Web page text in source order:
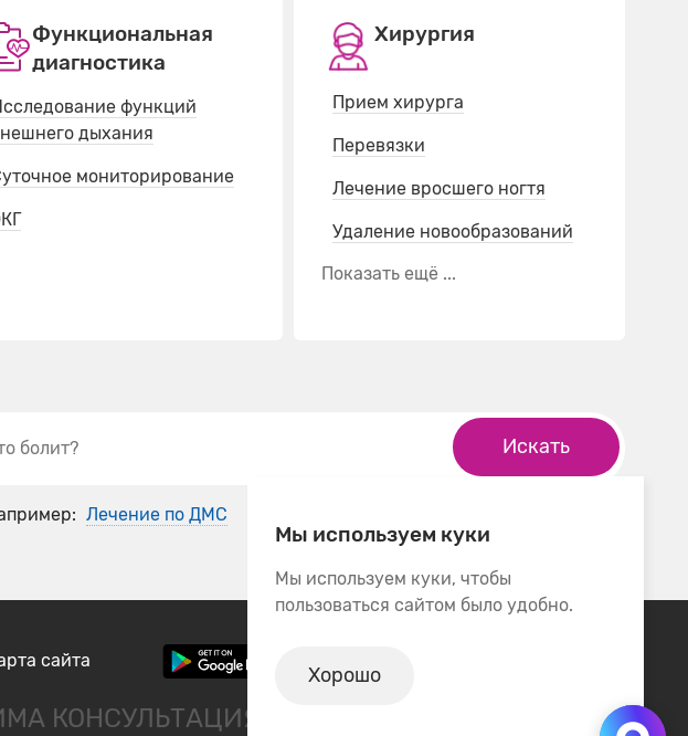
Функциональная
диагностика
функций
дыхания
мониторирование
Хирургия
Прием хирурга
Перевязки
Лечение вросшего ногтя
Удаление новообразований
Показать ещё ...
Искать
Лечение по ДМС
сайта
КОНСУЛЬТАЦИЯ СПЕЦИАЛИСТА
Мы используем куки
Мы используем куки, чтобы
пользоваться сайтом было удобно.
Хорошо